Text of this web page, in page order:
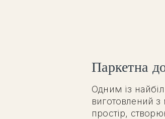
Паркетна
Одним із
виготовлений
простір,